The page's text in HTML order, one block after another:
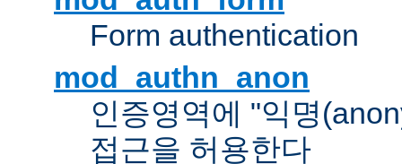
Form authentication
mod_authn_anon
인증영역에 "익명
접근을 허용한다